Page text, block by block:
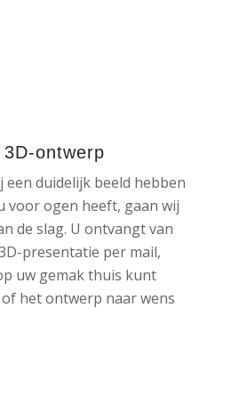
ontwerp
een duidelijk beeld hebben
voor ogen heeft, gaan wij
de slag. U ontvangt van
presentatie per mail,
uw gemak thuis kunt
het ontwerp naar wens